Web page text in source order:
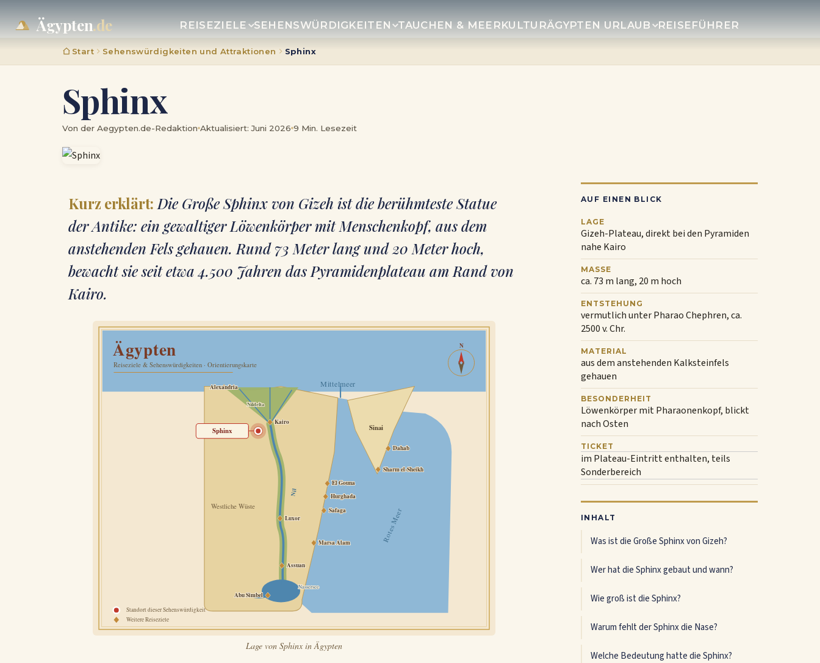
Ägypten.de REISEZIELE SEHENSWÜRDIGKEITEN TAUCHEN & MEERKULTURÄGYPTEN URLAUB REISEFÜHRER
Start Sehenswürdigkeiten und Attraktionen Sphinx
Sphinx
Von der Aegypten.de-Redaktion Aktualisiert: Juni 2026 9 Min. Lesezeit
Kurz erklärt: Die Große Sphinx von Gizeh ist die berühmteste Statue
der Antike: ein gewaltiger Löwenkörper mit Menschenkopf, aus dem
anstehenden Fels gehauen. Rund 73 Meter lang und 20 Meter hoch,
bewacht sie seit etwa 4.500 Jahren das Pyramidenplateau am Rand von
Kairo.
Mittelmeer
Rotes Meer
Sinai
Westliche Wüste
Nildelta
Nil
Nassersee
Alexandria
Kairo
Luxor
Assuan
Abu Simbel
El Gouna
Hurghada
Safaga
Marsa Alam
Sharm el-Sheikh
Dahab
Ägypten
Reiseziele & Sehenswürdigkeiten · Orientierungskarte
N
Standort dieser Sehenswürdigkeit
Weitere Reiseziele
Sphinx
Lage von Sphinx in Ägypten
AUF EINEN BLICK
LAGE
Gizeh-Plateau, direkt bei den Pyramiden
nahe Kairo
MASSE
ca. 73 m lang, 20 m hoch
ENTSTEHUNG
vermutlich unter Pharao Chephren, ca.
2500 v. Chr.
MATERIAL
aus dem anstehenden Kalksteinfels
gehauen
BESONDERHEIT
Löwenkörper mit Pharaonenkopf, blickt
nach Osten
TICKET
im Plateau-Eintritt enthalten, teils
Sonderbereich
INHALT
Was ist die Große Sphinx von Gizeh?
Wer hat die Sphinx gebaut und wann?
Wie groß ist die Sphinx?
Warum fehlt der Sphinx die Nase?
Welche Bedeutung hatte die Sphinx?